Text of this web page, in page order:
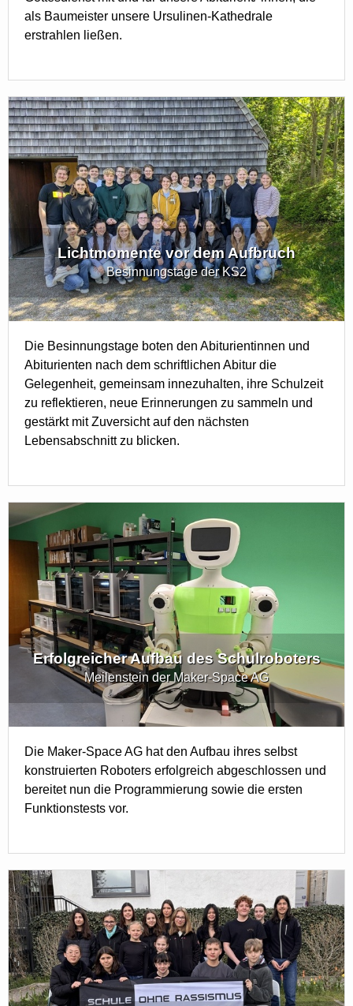
als Baumeister unsere Ursulinen-Kathedrale
erstrahlen ließen.
Lichtmomente vor dem Aufbruch
Besinnungstage der KS2
Die Besinnungstage boten den Abiturientinnen und
Abiturienten nach dem schriftlichen Abitur die
Gelegenheit, gemeinsam innezuhalten, ihre Schulzeit
zu reflektieren, neue Erinnerungen zu sammeln und
gestärkt mit Zuversicht auf den nächsten
Lebensabschnitt zu blicken.
Erfolgreicher Aufbau des Schulroboters
Meilenstein der Maker-Space AG
Die Maker-Space AG hat den Aufbau ihres selbst
konstruierten Roboters erfolgreich abgeschlossen und
bereitet nun die Programmierung sowie die ersten
Funktionstests vor.